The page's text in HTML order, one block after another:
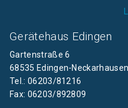
Gerätehaus Edingen
Gartenstraße 6
68535 Edingen-Neckarhausen
Tel.: 06203/81216
Fax: 06203/892809